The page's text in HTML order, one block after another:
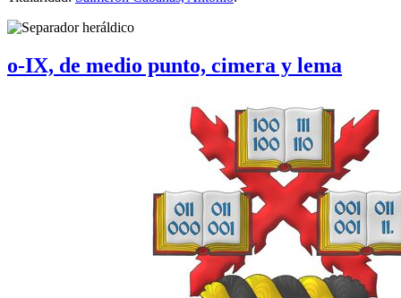
o-IX, de medio punto, cimera y lema